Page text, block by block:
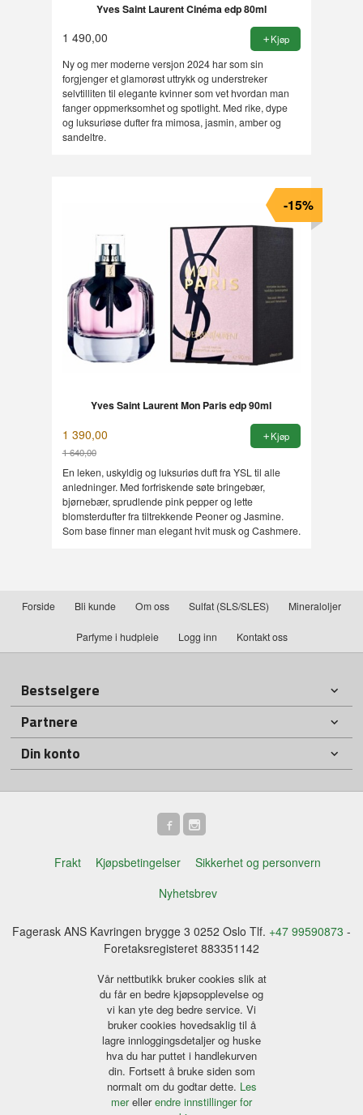
Yves Saint Laurent Cinéma edp 80ml
1 490,00 Kjøp
Ny og mer moderne versjon 2024 har som sin
forgjenger et glamorøst uttrykk og understreker
selvtilliten til elegante kvinner som vet hvordan man
fanger oppmerksomhet og spotlight. Med rike, dype
og luksuriøse dufter fra mimosa, jasmin, amber og
sandeltre.
Yves Saint Laurent Mon Paris edp 90ml
1 390,00
1 640,00
Rabatt
-15%
Kjøp
En leken, uskyldig og luksuriøs duft fra YSL til alle
anledninger. Med forfriskende søte bringebær,
bjørnebær, sprudlende pink pepper og lette
blomsterdufter fra tiltrekkende Peoner og Jasmine.
Som base finner man elegant hvit musk og Cashmere.
Forside Bli kunde Om oss Sulfat (SLS/SLES) Mineraloljer
Parfyme i hudpleie Logg inn Kontakt oss
Bestselgere
Partnere
Din konto
Frakt Kjøpsbetingelser
Sikkerhet og personvern
Nyhetsbrev
Fagerask ANS Kavringen brygge 3 0252 Oslo Tlf. +47 99590873 -
Foretaksregisteret 883351142
Vår nettbutikk bruker cookies slik at
du får en bedre kjøpsopplevelse og
vi kan yte deg bedre service. Vi
bruker cookies hovedsaklig til å
lagre innloggingsdetaljer og huske
hva du har puttet i handlekurven
din. Fortsett å bruke siden som
normalt om du godtar dette. Les
merellerendre innstillinger for